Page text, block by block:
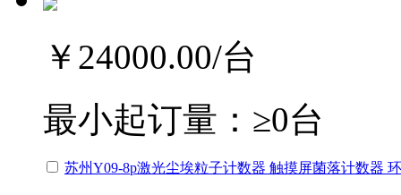
￥24000.00/台
最小起订量： ≥0台
苏州Y09-8p激光尘埃粒子计数器 触摸屏菌落计数器